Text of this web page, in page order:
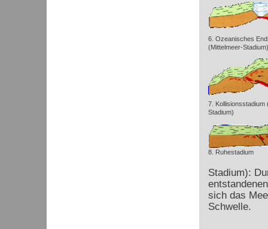
6. Ozeanisches
(Mittelmeer-Stadium)
7. Kollisionsstadium
Stadium)
8. Ruhestadium
Stadium):
sich das
Schwelle.